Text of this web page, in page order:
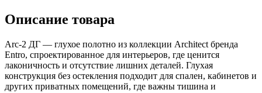
Описание товара
Arc-2 ДГ — глухое полотно из коллекции Architect бренда
Entro, спроектированное для интерьеров, где ценится
лаконичность и отсутствие лишних деталей. Глухая
конструкция без остекления подходит для спален, кабинетов и
других приватных помещений, где важны тишина и